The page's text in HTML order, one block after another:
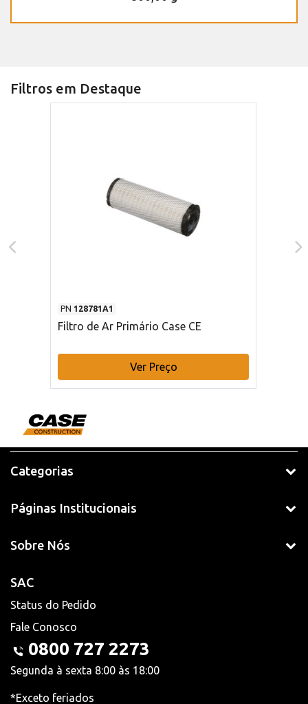
Filtros em Destaque
PN 128781A1
Filtro de Ar Primário Case CE
Ver Preço
Categorias
Páginas Institucionais
Sobre Nós
SAC
Status do Pedido
Fale Conosco
0800 727 2273
Segunda à sexta 8:00 às 18:00
*Exceto feriados